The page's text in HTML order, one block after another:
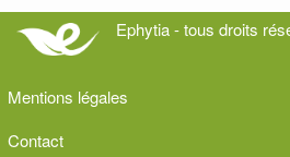
Ephytia - tous droits
Mentions légales
Contact